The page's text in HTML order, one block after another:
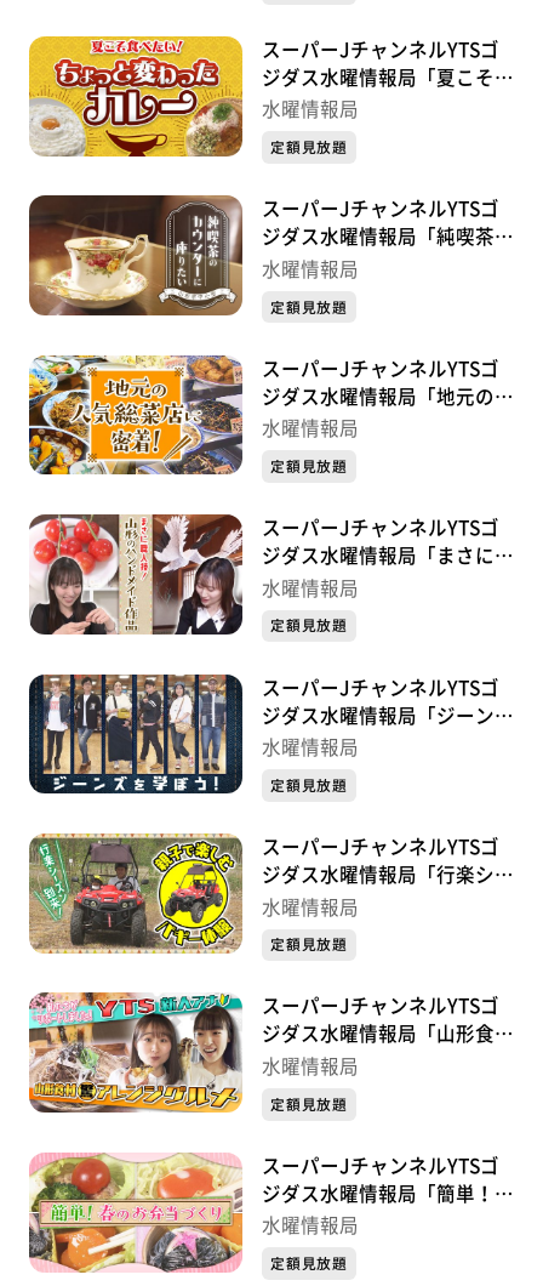
スーパーJチャンネルYTSゴ
ジダス水曜情報局「夏こそ食
べたい！ちょっと変わったカ
水曜情報局
定額見放題
スーパーJチャンネルYTSゴ
ジダス水曜情報局「純喫茶の
カウンターに座りたい」
水曜情報局
定額見放題
スーパーJチャンネルYTSゴ
ジダス水曜情報局「地元の人
気総菜店」
水曜情報局
定額見放題
スーパーJチャンネルYTSゴ
ジダス水曜情報局「まさに職
人技！山形のハンドメイド作
水曜情報局
定額見放題
スーパーJチャンネルYTSゴ
ジダス水曜情報局「ジーンズ
を学ぼう！」
水曜情報局
定額見放題
スーパーJチャンネルYTSゴ
ジダス水曜情報局「行楽シー
ズン到来！親子で楽しむバギ
水曜情報局
定額見放題
スーパーJチャンネルYTSゴ
ジダス水曜情報局「山形食材
アレンジグルメ×新人アナリ
水曜情報局
定額見放題
スーパーJチャンネルYTSゴ
ジダス水曜情報局「簡単！春
のお弁当づくり」
水曜情報局
定額見放題